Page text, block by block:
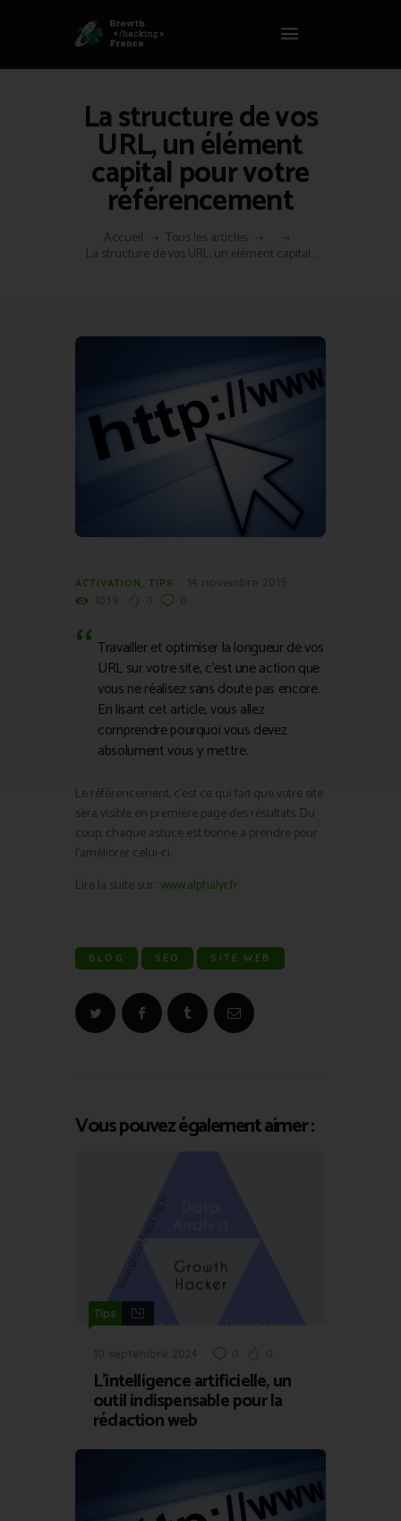
La structure de vos
URL, un élément
capital pour votre
référencement
Accueil Tous les articles
La structure de vos URL, un élément capital...
GROWTH HACKING FRANCE
ACCUEIL
HACKS
VOUS ÊTES ?
RESSOURCES
L’AGENCE
ÉTHIQUE
ACTIVATION, TIPS
Travailler et optimiser la longueur de vos
URL sur votre site, c’est une action que
vous ne réalisez sans doute pas encore.
En lisant cet article, vous allez
comprendre pourquoi vous devez
absolument vous y mettre.
Le référencement, c’est ce qui fait que votre site
sera visible en première page des résultats. Du
coup, chaque astuce est bonne a prendre pour
l’améliorer celui-ci.
Lire la suite sur : www.alphalyr.fr
BLOG SEO SITE WEB
Vous pouvez également aimer :
Tips
10 septembre 2024 0 0
L’intelligence artificielle, un
outil indispensable pour la
rédaction web